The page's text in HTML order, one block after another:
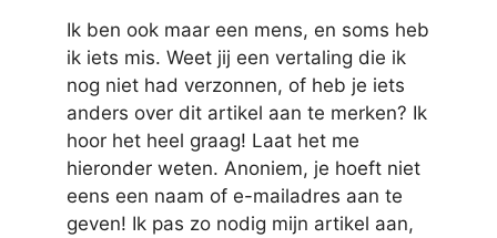
Ik ben ook maar een mens, en soms heb
ik iets mis. Weet jij een vertaling die ik
nog niet had verzonnen, of heb je iets
anders over dit artikel aan te merken? Ik
hoor het heel graag! Laat het me
hieronder weten. Anoniem, je hoeft niet
eens een naam of e-mailadres aan te
geven! Ik pas zo nodig mijn artikel aan,